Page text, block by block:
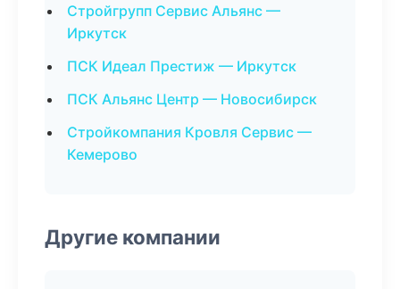
Стройгрупп Сервис Альянс —
Иркутск
ПСК Идеал Престиж — Иркутск
ПСК Альянс Центр — Новосибирск
Стройкомпания Кровля Сервис —
Кемерово
Другие компании